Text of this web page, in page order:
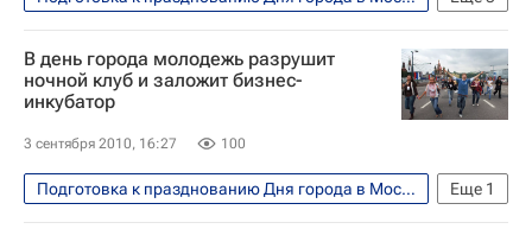
Инфографика
Москва
В день города молодежь разрушит
ночной клуб и заложит бизнес-
инкубатор
3 сентября 2010, 16:27 100
Еще 1
Подготовка к празднованию Дня города в Москве в 2010 году
Москва